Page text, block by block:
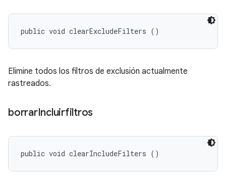
public void clearExcludeFilters ()
Elimine todos los filtros de exclusión actualmente
rastreados.
borrarIncluirfiltros
public void clearIncludeFilters ()